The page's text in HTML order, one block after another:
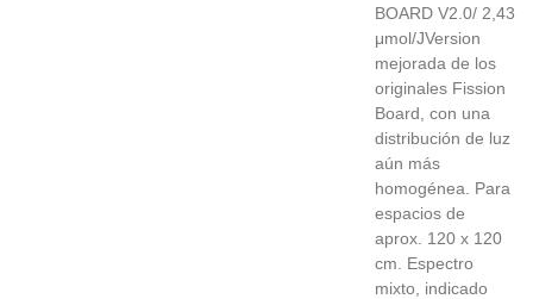
BOARD V2.0/ 2,43
μmol/JVersion
mejorada de los
originales Fission
Board, con una
distribución de luz
aún más
homogénea. Para
espacios de
aprox. 120 x 120
cm. Espectro
mixto, indicado